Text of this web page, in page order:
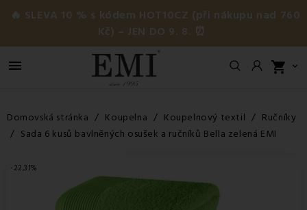
🔥 SLEVA 10 % s kódem HOT10CZ (při nákupu nad 760
Kč) – JEN DO 9. 8. ⏰
 shopping_cart 
Domovská stránka Koupelna Koupelnový textil
Ručníky
Sada 6 kusů bavlněných osušek a ručníků Bella zelená EMI
-22,31%